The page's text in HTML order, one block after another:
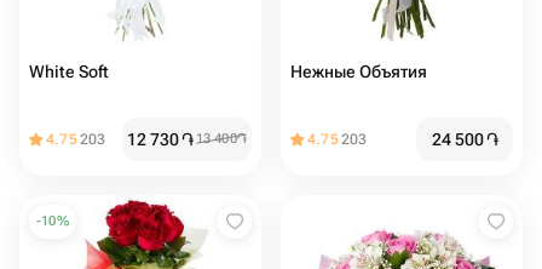
White Soft
4.75203 12 730֏13 400֏
Нежные Объятия
4.75203 24 500֏
-10%